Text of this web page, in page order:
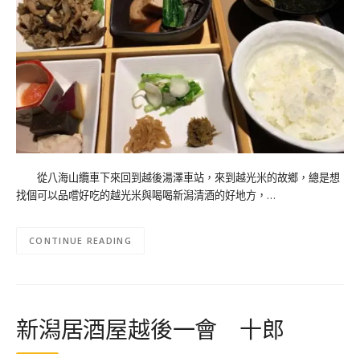
從八海山纜車下來回到越後湯澤車站，來到越光米的故鄉，總是想
找個可以品嚐好吃的越光米與喝喝新潟清酒的好地方，…
CONTINUE READING
新潟居酒屋越後一會 十郎